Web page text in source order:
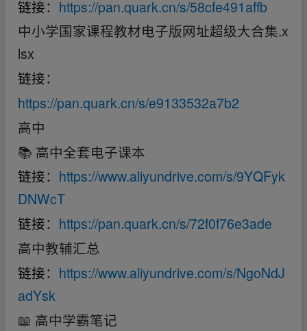
链接： https://pan.quark.cn/s/58cfe491affb
中小学国家课程教材电子版网址超级大合集.x
lsx
链接：
https://pan.quark.cn/s/e9133532a7b2
高中
📚 高中全套电子课本
链接： https://www.aliyundrive.com/s/9YQFyk
DNWcT
链接： https://pan.quark.cn/s/72f0f76e3ade
高中教辅汇总
链接： https://www.aliyundrive.com/s/NgoNdJ
adYsk
📖 高中学霸笔记